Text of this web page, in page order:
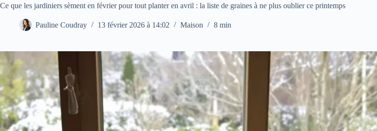
Ce que les jardiniers sèment en février pour tout planter en avril : la liste de graines à ne plus oublier ce printemps
Pauline Coudray 13 février 2026 à 14:02 Maison 8 min